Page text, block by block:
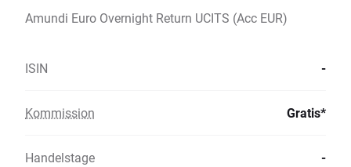
Amundi Euro Overnight Return UCITS (Acc EUR)
ISIN -
Kommission Gratis*
Handelstage -